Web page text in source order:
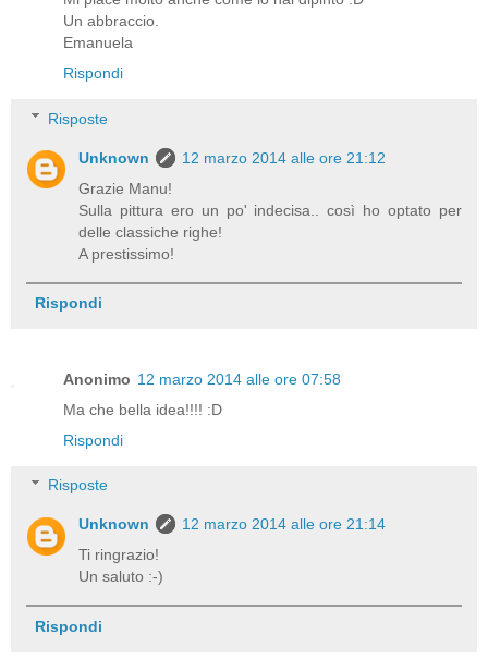
Un abbraccio.
Emanuela
Rispondi
Risposte
Unknown
12 marzo 2014 alle ore 21:12
Grazie Manu!
Sulla pittura ero un po' indecisa.. così ho optato per
delle classiche righe!
A prestissimo!
Rispondi
Anonimo 12 marzo 2014 alle ore 07:58
Ma che bella idea!!!! :D
Rispondi
Risposte
Unknown
12 marzo 2014 alle ore 21:14
Ti ringrazio!
Un saluto :-)
Rispondi